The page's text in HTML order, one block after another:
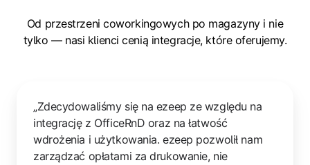
Od przestrzeni coworkingowych po magazyny i nie
tylko — nasi klienci cenią integracje, które oferujemy.
„Zdecydowaliśmy się na ezeep ze względu na
integrację z OfficeRnD oraz na łatwość
wdrożenia i użytkowania. ezeep pozwolił nam
zarządzać opłatami za drukowanie, nie